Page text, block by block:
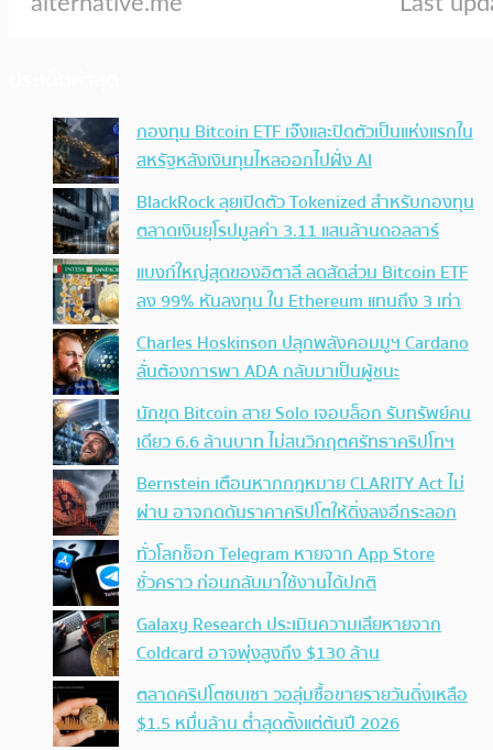
กองทุน Bitcoin ETF เจ๊งและปิดตัวเป็นแห่งแรกใน
สหรัฐหลังเงินทุนไหลออกไปฝั่ง AI
BlackRock ลุยเปิดตัว Tokenized สำหรับกองทุน
ตลาดเงินยุโรปมูลค่า 3.11 แสนล้านดอลลาร์
แบงก์ใหญ่สุดของอิตาลี ลดสัดส่วน Bitcoin ETF
ลง 99% หันลงทุน ใน Ethereum แทนถึง 3 เท่า
Charles Hoskinson ปลุกพลังคอมมูฯ Cardano
ลั่นต้องการพา ADA กลับมาเป็นผู้ชนะ
นักขุด Bitcoin สาย Solo เจอบล็อก รับทรัพย์คน
เดียว 6.6 ล้านบาท ไม่สนวิกฤตศรัทธาคริปโทฯ
Bernstein เตือนหากกฎหมาย CLARITY Act ไม่
ผ่าน อาจกดดันราคาคริปโตให้ดิ่งลงอีกระลอก
ทั่วโลกช็อก Telegram หายจาก App Store
ชั่วคราว ก่อนกลับมาใช้งานได้ปกติ
Galaxy Research ประเมินความเสียหายจาก
Coldcard อาจพุ่งสูงถึง $130 ล้าน
ตลาดคริปโตซบเซา วอลุ่มซื้อขายรายวันดิ่งเหลือ
$1.5 หมื่นล้าน ต่ำสุดตั้งแต่ต้นปี 2026